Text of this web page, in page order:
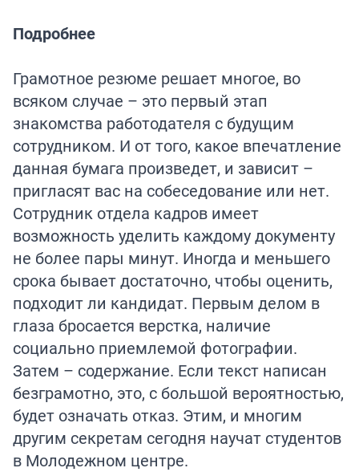
Подробнее
Грамотное резюме решает многое, во
всяком случае – это первый этап
знакомства работодателя с будущим
сотрудником. И от того, какое впечатление
данная бумага произведет, и зависит –
пригласят вас на собеседование или нет.
Сотрудник отдела кадров имеет
возможность уделить каждому документу
не более пары минут. Иногда и меньшего
срока бывает достаточно, чтобы оценить,
подходит ли кандидат. Первым делом в
глаза бросается верстка, наличие
социально приемлемой фотографии.
Затем – содержание. Если текст написан
безграмотно, это, с большой вероятностью,
будет означать отказ. Этим, и многим
другим секретам сегодня научат студентов
в Молодежном центре.